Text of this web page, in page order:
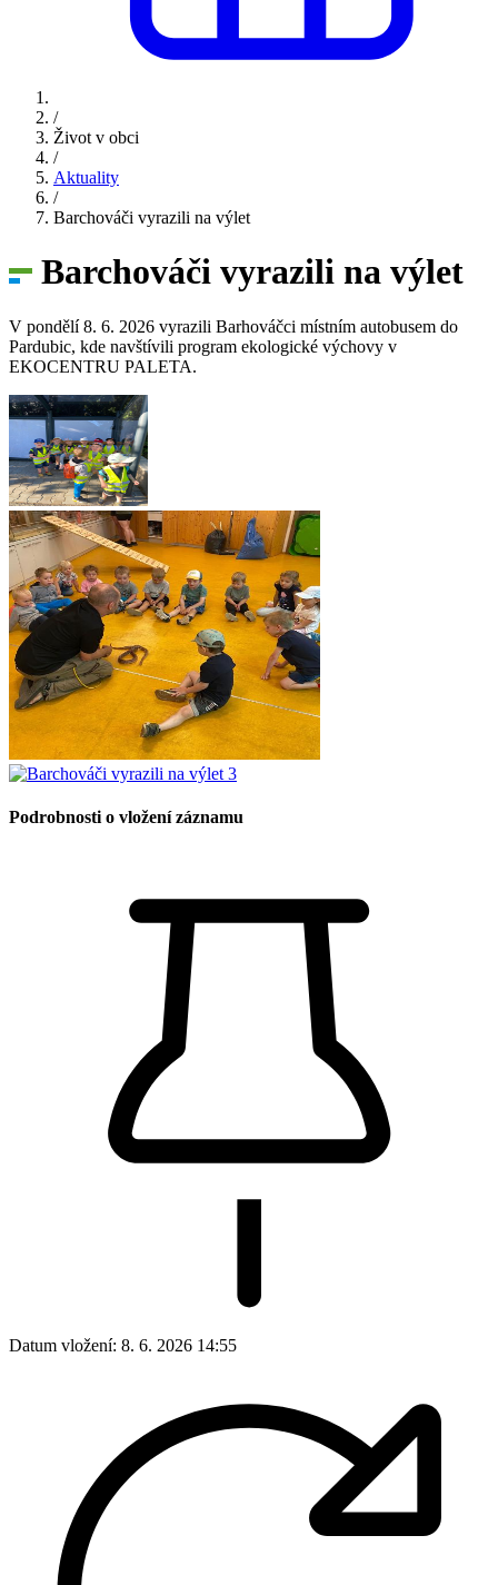
/
Život v obci
/
Aktuality
/
Barchováči vyrazili na výlet
Barchováči vyrazili na výlet
V pondělí 8. 6. 2026 vyrazili Barhováčci místním autobusem do
Pardubic, kde navštívili program ekologické výchovy v
EKOCENTRU PALETA.
Podrobnosti o vložení záznamu
Datum vložení: 8. 6. 2026 14:55